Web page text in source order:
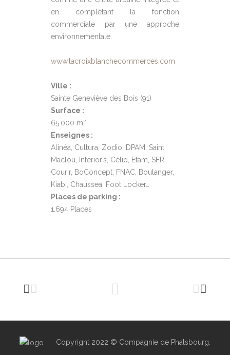
en complétant la fonction
commerciale par une approche
environnementale.
www.lacroixblanchecommerces.com
Ville :
Sainte Geneviève des Bois (91)
Surface :
65.000 m²
Enseignes :
Alinéa, Cultura, Zodio, DPAM, Saint
Maclou, Interior’s, Célio, Etam, SFR,
Courir, BoConcept, FNAC, Boulanger,
Kiabi, Chaussea, Foot Locker…
Places de parking :
1.694 Places
Copyright 2022 © Compagnie de Phalsbourg.